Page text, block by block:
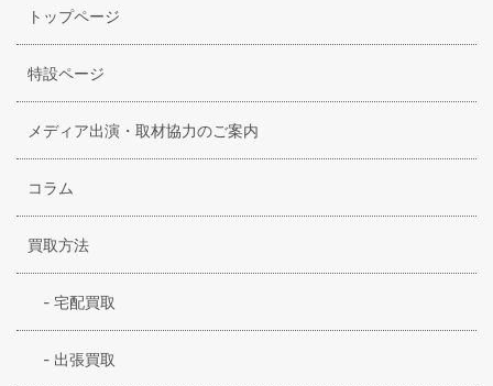
を展開していて、ストーリー性のあるどこかノスタルジック
なウェアやキッチュなデザインを全面に押し出した可愛らし
いアイテムなどが揃っています。
トップページ
特設ページ
メディア出演・取材協力のご案内
コラム
買取方法
- 宅配買取
- 出張買取